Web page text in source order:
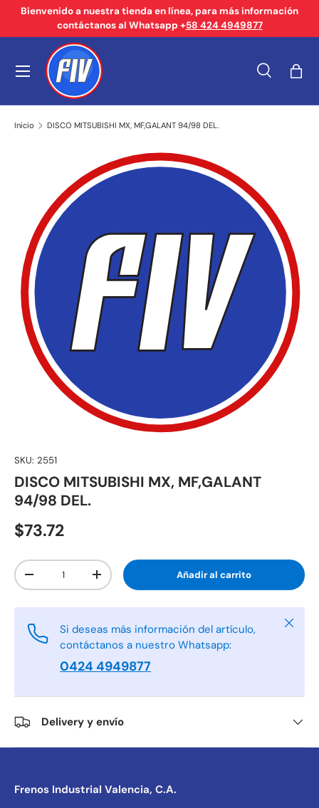
Ir al contenido
Bienvenido a nuestra tienda en línea, para más información
contáctanos al Whatsapp +58 424 4949877
Buscar
Tipo de producto
Buscar
Menú
Inicio DISCO MITSUBISHI MX, MF,GALANT 94/98 DEL.
SKU: 2551
DISCO MITSUBISHI MX, MF,GALANT
94/98 DEL.
$73.72
Cant.
-
+ Añadir al carrito
Si deseas más información del artículo,
contáctanos a nuestro Whatsapp:
0424 4949877
Cerrar
Delivery y envío
Frenos Industrial Valencia, C.A.